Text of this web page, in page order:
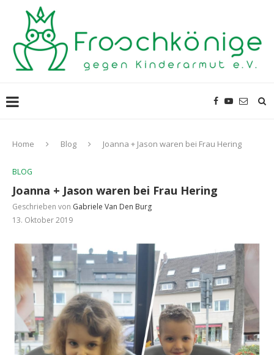
Home Blog Joanna + Jason waren bei Frau Hering
BLOG
Joanna + Jason waren bei Frau Hering
Geschrieben von Gabriele Van Den Burg
13. Oktober 2019